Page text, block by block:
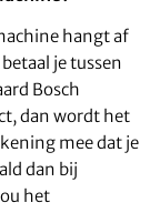
hangt af
je tussen
Bosch
dan wordt het
mee dat je
dan bij
het